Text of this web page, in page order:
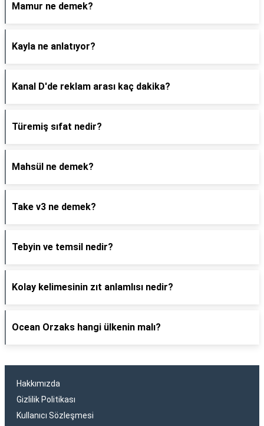
Mamur ne demek?
Kayla ne anlatıyor?
Kanal D'de reklam arası kaç dakika?
Türemiş sıfat nedir?
Mahsül ne demek?
Take v3 ne demek?
Tebyin ve temsil nedir?
Kolay kelimesinin zıt anlamlısı nedir?
Ocean Orzaks hangi ülkenin malı?
Hakkımızda
Gizlilik Politikası
Kullanıcı Sözleşmesi